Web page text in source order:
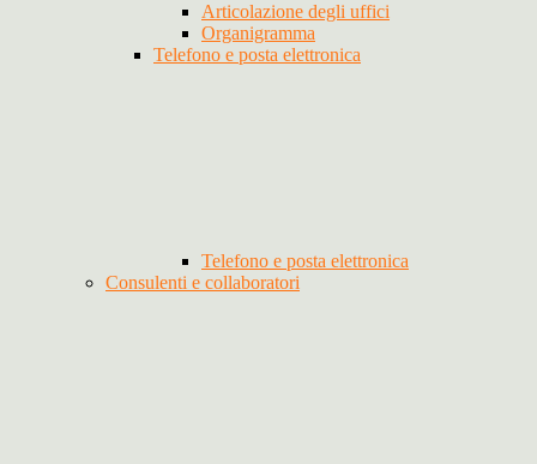
Articolazione degli uffici
Organigramma
Telefono e posta elettronica
Telefono e posta elettronica
Consulenti e collaboratori